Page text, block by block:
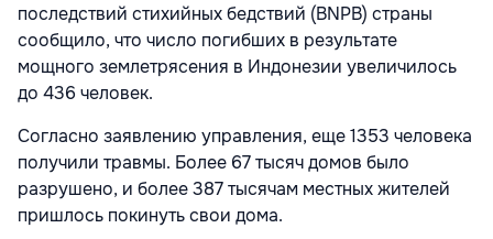
последствий стихийных бедствий (BNPB) страны
сообщило, что число погибших в результате
мощного землетрясения в Индонезии увеличилось
до 436 человек.
Согласно заявлению управления, еще 1353 человека
получили травмы. Более 67 тысяч домов было
разрушено, и более 387 тысячам местных жителей
пришлось покинуть свои дома.